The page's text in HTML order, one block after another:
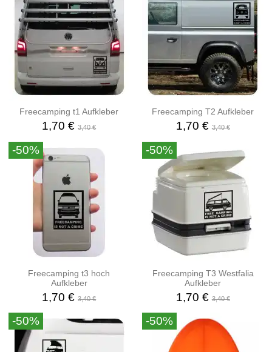
Freecamping t1 Aufkleber
1,70 €3,40 €
Freecamping T2 Aufkleber
1,70 €3,40 €
-50%
Freecamping t3 hoch
Aufkleber
1,70 €3,40 €
-50%
Freecamping T3 Westfalia
Aufkleber
1,70 €3,40 €
-50% -50%